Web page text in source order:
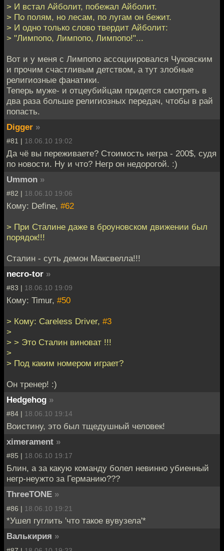
> И встал Айболит, побежал Айболит.
> По полям, но лесам, по лугам он бежит.
> И одно только слово твердит Айболит:
> "Лимпопо, Лимпопо, Лимпопо!"...
Вот и у меня с Лимпопо ассоциировался Чуковским
и прочим счастливым детством, а тут злобные
религиозные фанатики.
Теперь муже- и отцеубийцам придется смотреть в
два раза больше религиозных передач, чтобы в рай
попасть.
Digger »
#81 | 18.06.10 19:02
Да чё вы переживаете? Стоимость негра - 200$, судя
по новости. Ну и что? Негр он недорогой. :)
Ummon »
#82 | 18.06.10 19:06
Кому: Define, #62
> При Сталине даже в броуновском движении был
порядок!!!
Сталин - суть демон Максвелла!!!
necro-tor »
#83 | 18.06.10 19:09
Кому: Timur, #50
> Кому: Careless Driver, #3
>
> > Это Сталин виноват !!!
>
> Под каким номером играет?
Он тренер! :)
Hedgehog »
#84 | 18.06.10 19:14
Воистину, это был тщедушный человек!
ximerament »
#85 | 18.06.10 19:17
Блин, а за какую команду болел невинно убиенный
негр-неужто за Германию???
ThreeTONE »
#86 | 18.06.10 19:21
*Ушел гуглить 'что такое вувузела'*
Валькирия »